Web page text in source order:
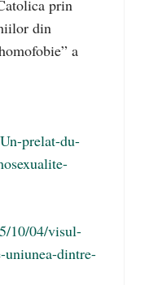
prin
din
a
prelat-du-
10/04/visul-
uniunea-dintre-